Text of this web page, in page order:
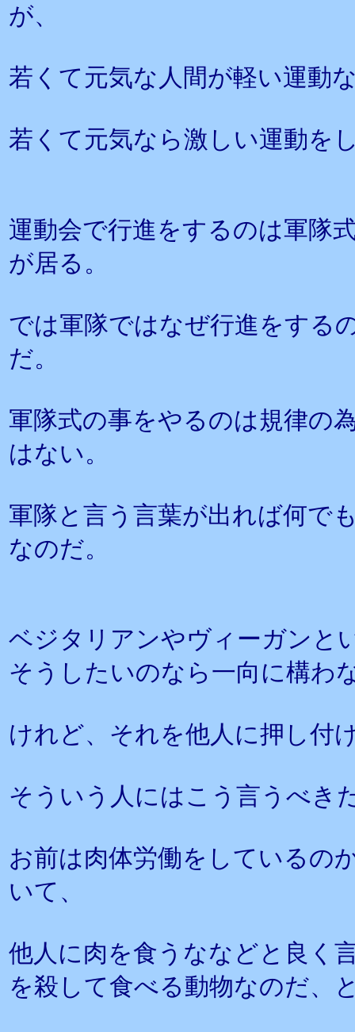
が、
若くて元気な人間が軽い運動
若くて元気なら激しい運動を
運動会で行進をするのは軍隊
が居る。
では軍隊ではなぜ行進をする
だ。
軍隊式の事をやるのは規律の
はない。
軍隊と言う言葉が出れば何で
なのだ。
ベジタリアンやヴィーガンと
そうしたいのなら一向に構わ
けれど、それを他人に押し付
そういう人にはこう言うべき
お前は肉体労働をしているの
いて、
他人に肉を食うななどと良く
を殺して食べる動物なのだ、